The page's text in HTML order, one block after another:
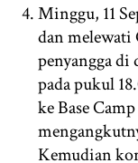
Minggu, 11
dan melewati
penyangga
pada pukul
ke Base
Kemudian